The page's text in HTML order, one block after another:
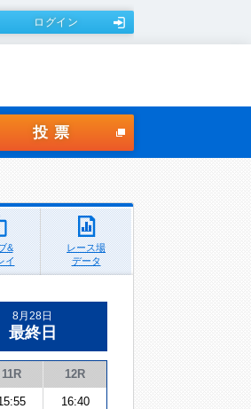
ログイン
投票
&
イ
レース場
データ
8月28日
最終日
11R 12R
16:40